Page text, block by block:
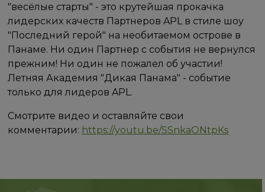
"весёлые старты" - это крутейшая прокачка
лидерских качеств Партнеров APL в стиле шоу
"Последний герой" на необитаемом острове в
Панаме. Ни один Партнер с события не вернулся
прежним! Ни один не пожалел об участии!
Летняя Академия "Дикая Панама" - событие
только для лидеров APL.
Смотрите видео и оставляйте свои
комментарии: https://youtu.be/SSnkaONtpKs